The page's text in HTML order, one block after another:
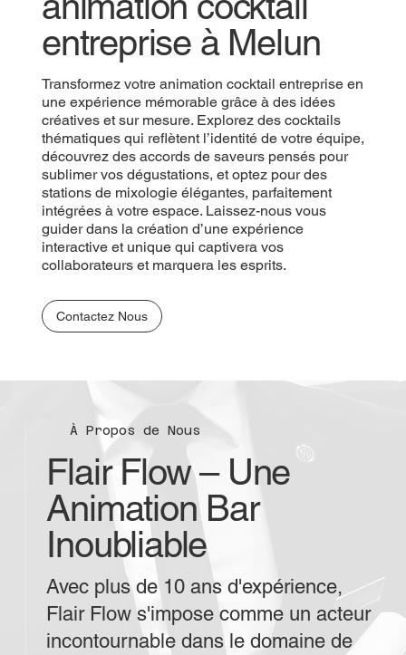
entreprise à Melun
Transformez votre animation cocktail entreprise en
une expérience mémorable grâce à des idées
créatives et sur mesure. Explorez des cocktails
thématiques qui reflètent l’identité de votre équipe,
découvrez des accords de saveurs pensés pour
sublimer vos dégustations, et optez pour des
stations de mixologie élégantes, parfaitement
intégrées à votre espace. Laissez-nous vous
guider dans la création d’une expérience
interactive et unique qui captivera vos
collaborateurs et marquera les esprits.
Contactez Nous
À Propos de Nous
Flair Flow – Une
Animation Bar
Inoubliable
Avec plus de 10 ans d'expérience,
Flair Flow s'impose comme un acteur
incontournable dans le domaine de